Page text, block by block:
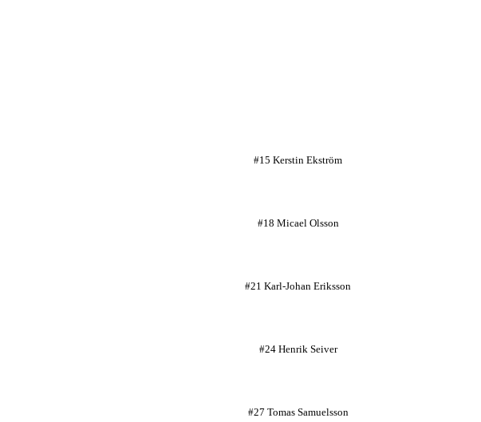
#15 Kerstin Ekström
#18 Micael Olsson
#21 Karl-Johan Eriksson
#24 Henrik Seiver
#27 Tomas Samuelsson